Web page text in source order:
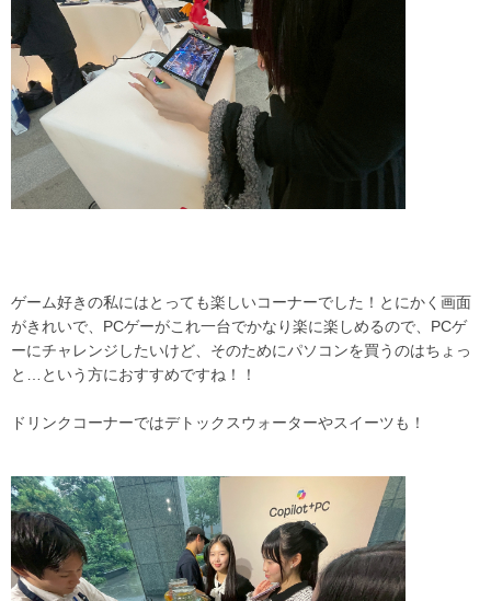
ゲーム好きの私にはとっても楽しいコーナーでした！とにかく画面
がきれいで、PCゲーがこれ一台でかなり楽に楽しめるので、PCゲ
ーにチャレンジしたいけど、そのためにパソコンを買うのはちょっ
と…という方におすすめですね！！
ドリンクコーナーではデトックスウォーターやスイーツも！